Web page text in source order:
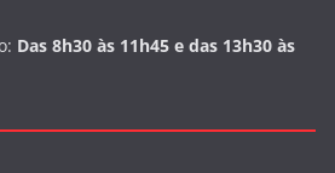
Das 8h30 às 11h45 e das 13h30 às